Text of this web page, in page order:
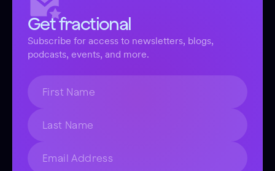
Get fractional
Subscribe for access to newsletters, blogs,
podcasts, events, and more.